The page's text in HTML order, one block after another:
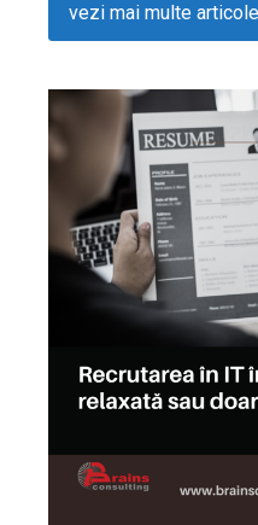
vezi mai multe